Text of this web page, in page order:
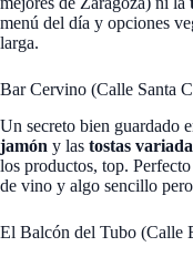
menú del día y opciones
larga.
Bar Cervino (Calle Santa
Un secreto bien guardado
jamón y las tostas
los productos, top.
de vino y algo sencillo
El Balcón del Tubo (Calle